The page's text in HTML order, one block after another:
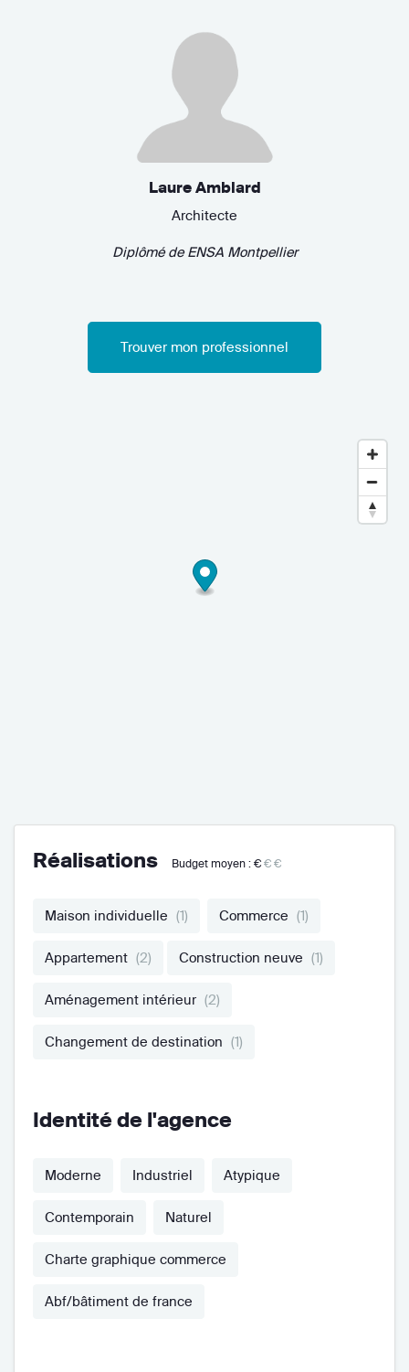
Laure Amblard
Architecte
Diplômé deENSA Montpellier
Trouver mon professionnel
Réalisations Budget moyen : €€€
Maison individuelle (1) Commerce (1)
Appartement (2) Construction neuve (1)
Aménagement intérieur (2)
Changement de destination (1)
Identité de l'agence
Moderne Industriel Atypique
Contemporain Naturel
Charte graphique commerce
Abf/bâtiment de france